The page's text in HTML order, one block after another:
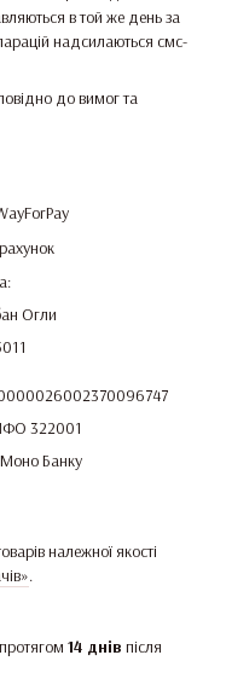
в той же день за
надсилаються смс-
до вимог та
Огли
322001
Моно Банку
належної якості
.
14 днів після